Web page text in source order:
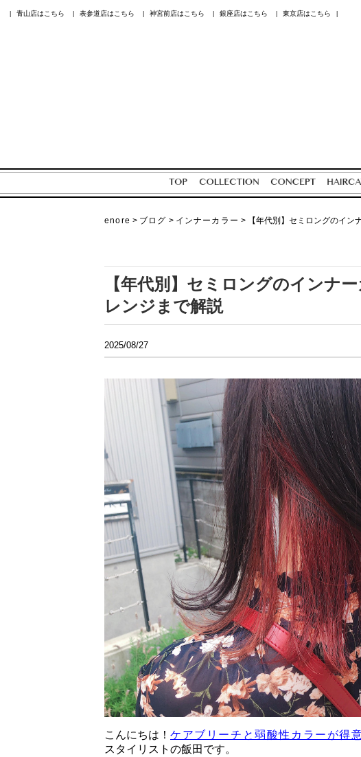
青山店はこちら 表参道店はこちら 神宮前店はこちら 銀座店はこちら 東京店はこちら
enore > ブログ > インナーカラー > 【年代別】セミロングのイ
【年代別】セミロングのインナ
レンジまで解説
2025/08/27
こんにちは！ ケアブリーチと弱酸性カラーが得
スタイリストの飯田です。